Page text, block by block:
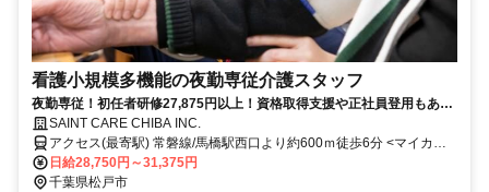
看護小規模多機能の夜勤専従介護スタッフ
夜勤専従！初任者研修27,875円以上！資格取得支援や正社員登用もあ
り！しっかり稼ぎたい方にもオススメ！
SAINT CARE CHIBA INC.
アクセス(最寄駅) 常磐線/馬橋駅西口より約600ｍ徒歩6分 <マイカー
通勤可・駐車場完備> ＜受付窓口＞セントケア千葉株式会社 千葉県千
葉市中央区新町1-17 JPR千葉ビル12F
日給28,750円～31,375円
千葉県松戸市